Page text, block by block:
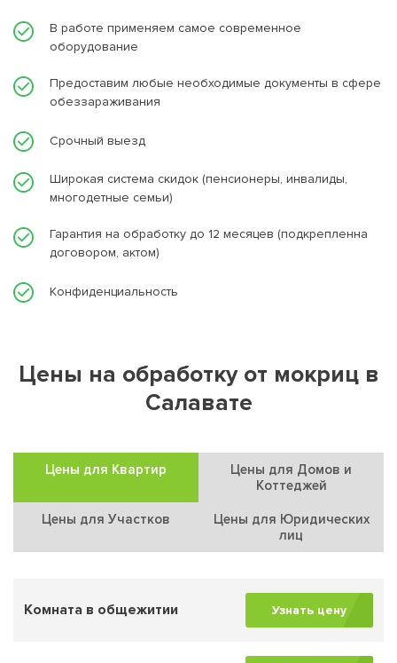
В работе применяем самое современное
оборудование
Предоставим любые необходимые документы в сфере
обеззараживания
Срочный выезд
Широкая система скидок (пенсионеры, инвалиды,
многодетные семьи)
Гарантия на обработку до 12 месяцев (подкрепленна
договором, актом)
Конфиденциальность
Цены на обработку от мокриц в
Салавате
Цены для Квартир
Цены для Домов и
Коттеджей
Цены для Участков
Цены для Юридических
лиц
Комната в общежитии Узнать цену